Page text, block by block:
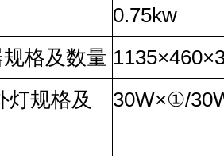
0.75kw
格及数量
灯规格及
30W×①/